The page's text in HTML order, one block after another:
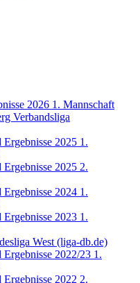
2026 1. Mannschaft
Verbandsliga
Ergebnisse 2025 1.
Ergebnisse 2025 2.
Ergebnisse 2024 1.
Ergebnisse 2023 1.
West (liga-db.de)
Ergebnisse 2022/23 1.
Ergebnisse 2022 2.